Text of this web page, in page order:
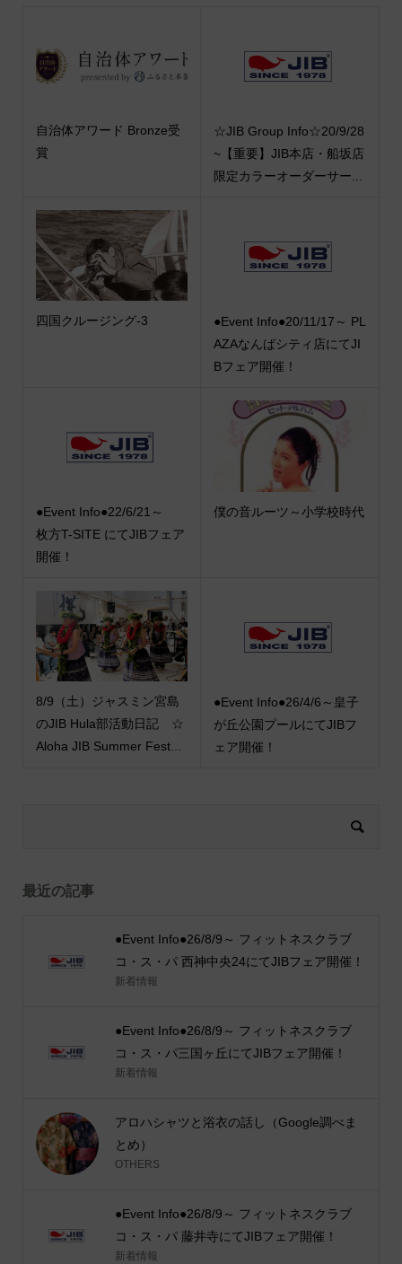
自治体アワード Bronze受
賞
☆JIB Group Info☆20/9/28
~【重要】JIB本店・船坂店
限定カラーオーダーサー...
四国クルージング-3
●Event Info●20/11/17～ PL
AZAなんばシティ店にてJI
Bフェア開催！
●Event Info●22/6/21～
枚方T-SITE にてJIBフェア
開催！
僕の音ルーツ～小学校時代
8/9（土）ジャスミン宮島
のJIB Hula部活動日記 ☆
Aloha JIB Summer Fest...
●Event Info●26/4/6～皇子
が丘公園プールにてJIBフ
ェア開催！
最近の記事
●Event Info●26/8/9～ フィットネスクラブ
コ・ス・パ 西神中央24にてJIBフェア開催！
新着情報
●Event Info●26/8/9～ フィットネスクラブ
コ・ス・パ三国ヶ丘にてJIBフェア開催！
新着情報
アロハシャツと浴衣の話し（Google調べま
とめ）
OTHERS
●Event Info●26/8/9～ フィットネスクラブ
コ・ス・パ 藤井寺にてJIBフェア開催！
新着情報